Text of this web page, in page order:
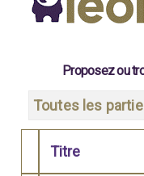
rôliste
Proposez ou
Toutes les
Comporte des
Titre